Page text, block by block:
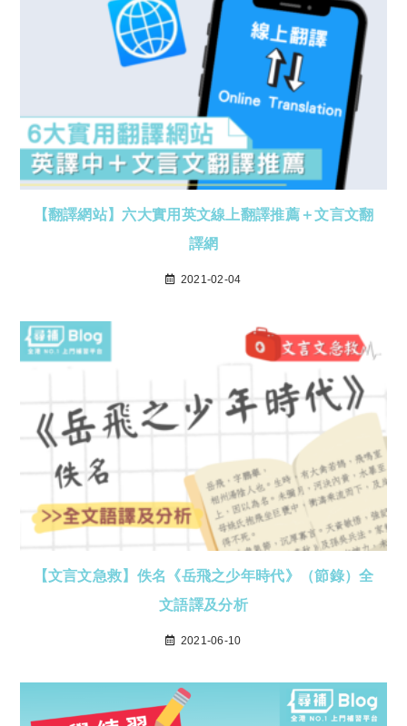
【翻譯網站】六大實用英文線上翻譯推薦＋文言文翻
譯網
2021-02-04
【文言文急救】佚名《岳飛之少年時代》（節錄）全
文語譯及分析
2021-06-10